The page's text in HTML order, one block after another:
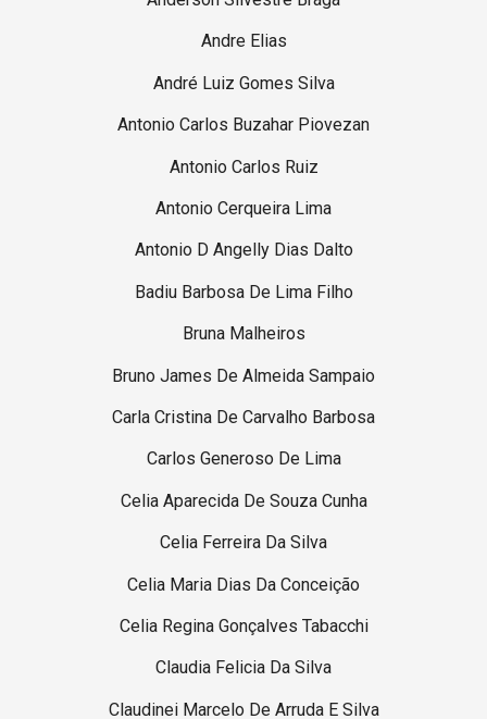
Andre Elias
André Luiz Gomes Silva
Antonio Carlos Buzahar Piovezan
Antonio Carlos Ruiz
Antonio Cerqueira Lima
Antonio D Angelly Dias Dalto
Badiu Barbosa De Lima Filho
Bruna Malheiros
Bruno James De Almeida Sampaio
Carla Cristina De Carvalho Barbosa
Carlos Generoso De Lima
Celia Aparecida De Souza Cunha
Celia Ferreira Da Silva
Celia Maria Dias Da Conceição
Celia Regina Gonçalves Tabacchi
Claudia Felicia Da Silva
Claudinei Marcelo De Arruda E Silva